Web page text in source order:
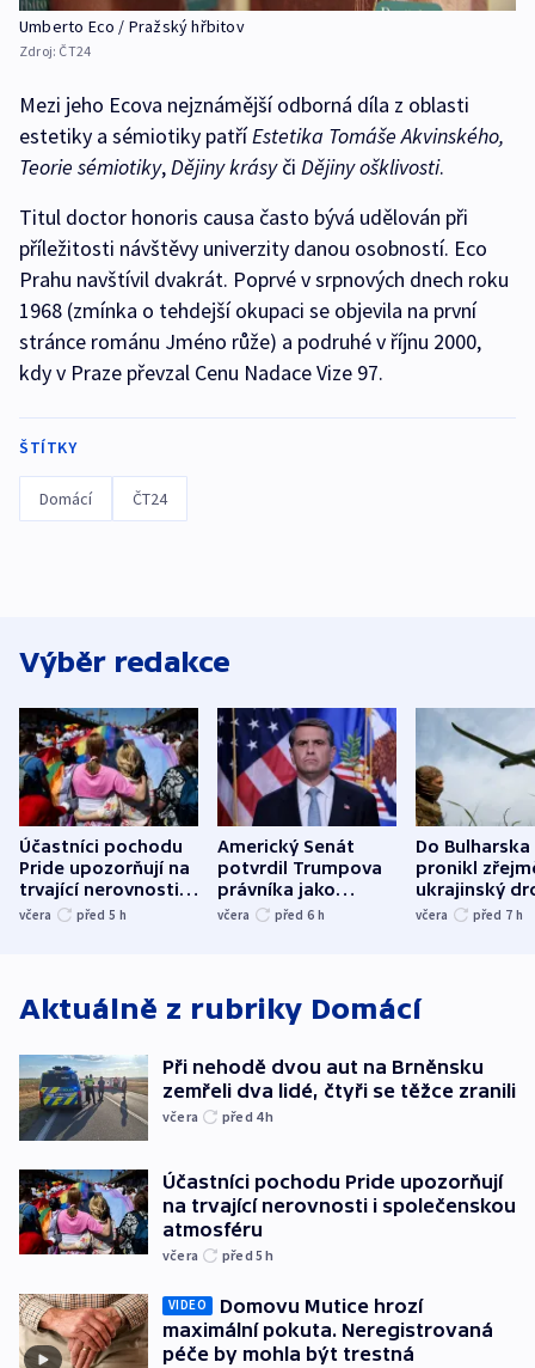
Umberto Eco / Pražský hřbitov
Zdroj: ČT24
Mezi jeho Ecova nejznámější odborná díla z oblasti
estetiky a sémiotiky patříEstetika Tomáše Akvinského,
Teorie sémiotiky,Dějiny krásyči Dějiny ošklivosti.
Titul doctor honoris causa často bývá udělován při
příležitosti návštěvy univerzity danou osobností. Eco
Prahu navštívil dvakrát. Poprvé v srpnových dnech roku
1968 (zmínka o tehdejší okupaci se objevila na první
stránce románu Jméno růže) a podruhé v říjnu 2000,
kdy v Praze převzal Cenu Nadace Vize 97.
ŠTÍTKY
Domácí ČT24
Výběr redakce
Účastníci pochodu
Pride upozorňují na
trvající nerovnosti i
společenskou
včera před 5 h
Americký Senát
potvrdil Trumpova
právníka jako
ministra
včera před 6 h
Do Bulharska
pronikl
ukrajinský
explodoval
včera před 7 h
Aktuálně z rubriky Domácí
Při nehodě dvou aut na Brněnsku
zemřeli dva lidé, čtyři se těžce zranili
včera před 4h
Účastníci pochodu Pride upozorňují
na trvající nerovnosti i společenskou
atmosféru
včera před 5h
VIDEO
Domovu Mutice hrozí
maximální pokuta. Neregistrovaná
péče by mohla být trestná